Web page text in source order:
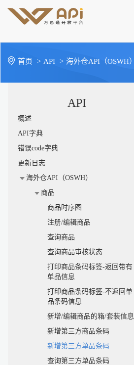
首页 > API > 海外仓API（OSWH）
API
概述
API字典
错误code字典
更新日志
海外仓API（OSWH）
商品
商品时序图
注册/编辑商品
查询商品
查询商品审核状态
打印商品条码标签-返回带有
单品信息
打印商品条码标签-不返回单
品条码信息
新增/编辑商品的箱/套装信息
新增第三方商品条码
新增第三方单品条码
查询第三方单品条码